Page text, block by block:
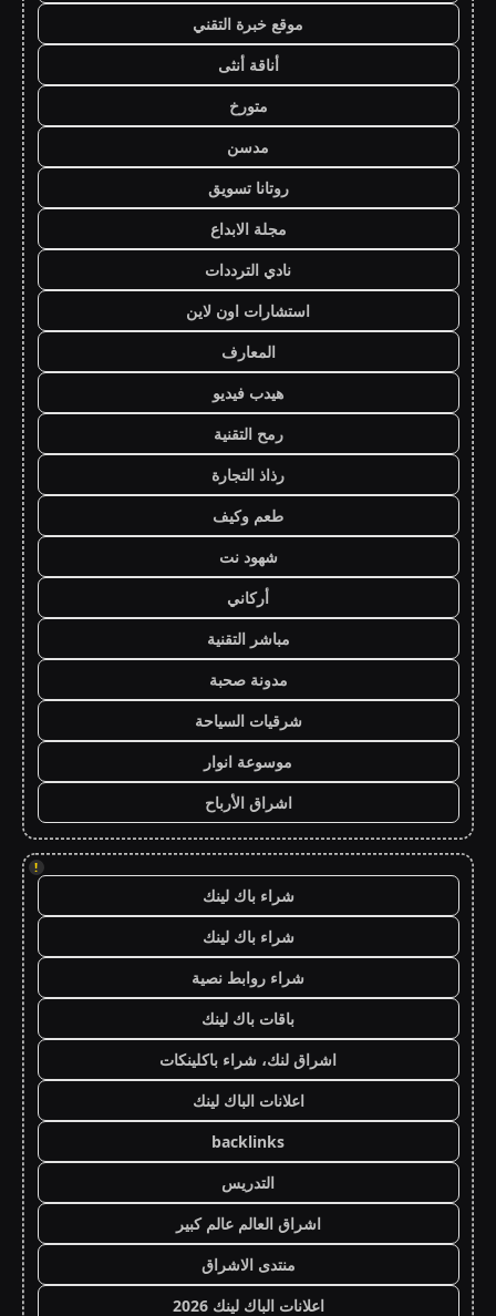
موقع خبرة التقني
أناقة أنثى
متورخ
مدسن
روتانا تسويق
مجلة الابداع
نادي الترددات
استشارات اون لاين
المعارف
هيدب فيديو
رمح التقنية
رذاذ التجارة
طعم وكيف
شهود نت
أركاني
مباشر التقنية
مدونة صحبة
شرقيات السياحة
موسوعة انوار
اشراق الأرباح
!
شراء باك لينك
شراء باك لينك
شراء روابط نصية
باقات باك لينك
اشراق لنك، شراء باكلينكات
اعلانات الباك لينك
backlinks
التدريس
اشراق العالم عالم كبير
منتدى الاشراق
اعلانات الباك لينك 2026